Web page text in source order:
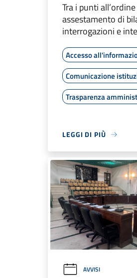
Tra i punti
assestamento di
interrogazioni e
Accesso
Comunicazione
Trasparenza
LEGGI DI PIÙ
AVVISI